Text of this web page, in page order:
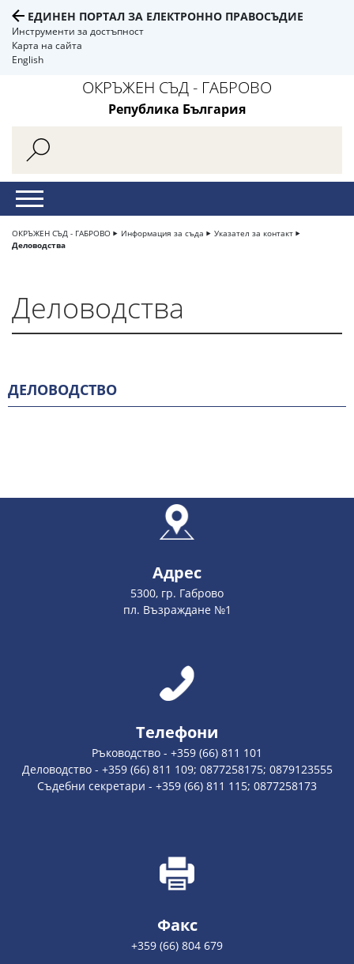
ЕДИНЕН ПОРТАЛ ЗА ЕЛЕКТРОННО ПРАВОСЪДИЕ
Инструменти за достъпност
Карта на сайта
English
ОКРЪЖЕН СЪД - ГАБРОВО
Република България
ОКРЪЖЕН СЪД - ГАБРОВО Информация за съда
Указател за контакт
Деловодства
Деловодства
ДЕЛОВОДСТВО
Адрес
5300, гр. Габрово
пл. Възраждане №1
Телефони
Ръководство - +359 (66) 811 101
Деловодство - +359 (66) 811 109; 0877258175; 0879123555
Съдебни секретари - +359 (66) 811 115; 0877258173
Факс
+359 (66) 804 679